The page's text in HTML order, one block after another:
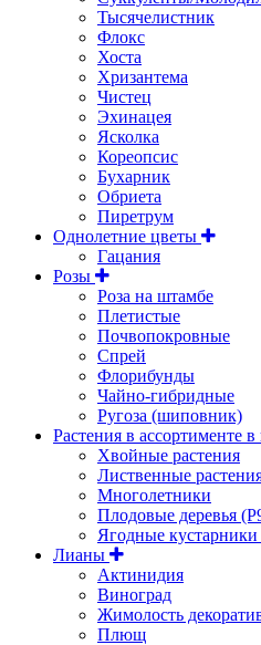
Тысячелистник
Флокс
Хоста
Хризантема
Чистец
Эхинацея
Ясколка
Кореопсис
Бухарник
Обриета
Пиретрум
Однолетние цветы
Гацания
Розы
Роза на штамбе
Плетистые
Почвопокровные
Спрей
Флорибунды
Чайно-гибридные
Ругоза (шиповник)
Растения в ассортименте
Хвойные растения
Лиственные
Многолетники
Плодовые деревья
Ягодные
Лианы
Актинидия
Виноград
Жимолость
Плющ